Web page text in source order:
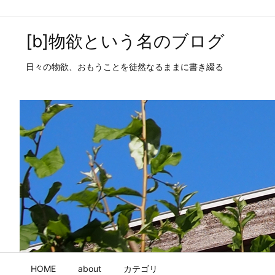
[b]物欲という名のブログ
日々の物欲、おもうことを徒然なるままに書き綴る
HOME about カテゴリ